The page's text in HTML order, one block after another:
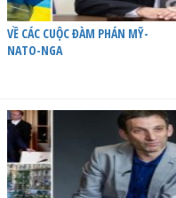
VỀ CÁC CUỘC ĐÀM PHÁN MỸ-
NATO-NGA